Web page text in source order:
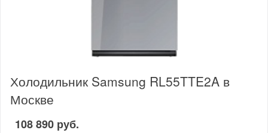
Холодильник Samsung RL55TTE2A в
Москве
108 890 руб.